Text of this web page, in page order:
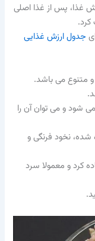
غذا، پس از غذا اصلی
جدول ارزش غذایی
متنوع می باشد.
شود و می توان آن را
نخود فرنگی و
کرد و معمولا سرد